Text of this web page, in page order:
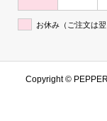
お休み（ご注文は
Copyright ©